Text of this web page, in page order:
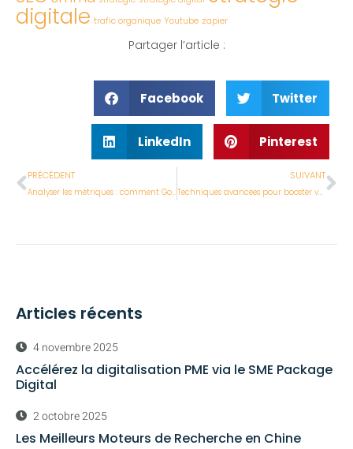
digitale trafic organique Youtube zapier
Partager l’article :
Facebook Twitter
LinkedIn Pinterest
PRÉCÉDENT
Analyser les métriques : comment Google Analytics peut guider vos décisions marketing
SUIVANT
Techniques avancées pour booster votre engagement sur Instagram
Articles récents
4 novembre 2025
Accélérez la digitalisation PME via le SME Package
Digital
2 octobre 2025
Les Meilleurs Moteurs de Recherche en Chine